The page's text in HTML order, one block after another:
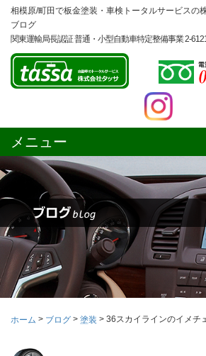
相模原/町田で板金塗装・車検トータルサービスの
ブログ
関東運輸局長認証 普通・小型自動車特定整備事業 2-
メニュー
ホーム > ブログ > 塗装 > 36スカイラインのイメチ